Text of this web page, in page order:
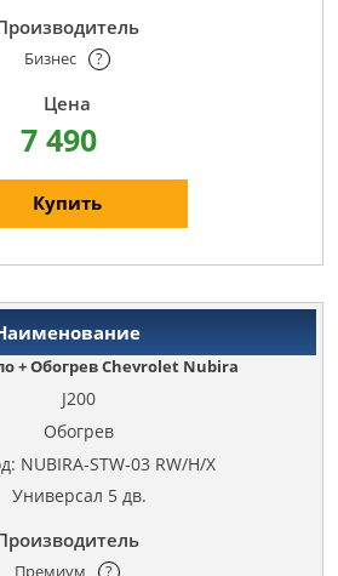
Бизнес ?
7 490
Купить
+ Обогрев Chevrolet Nubira
J200
Обогрев
NUBIRA-STW-03 RW/H/X
Универсал 5 дв.
Премиум ?